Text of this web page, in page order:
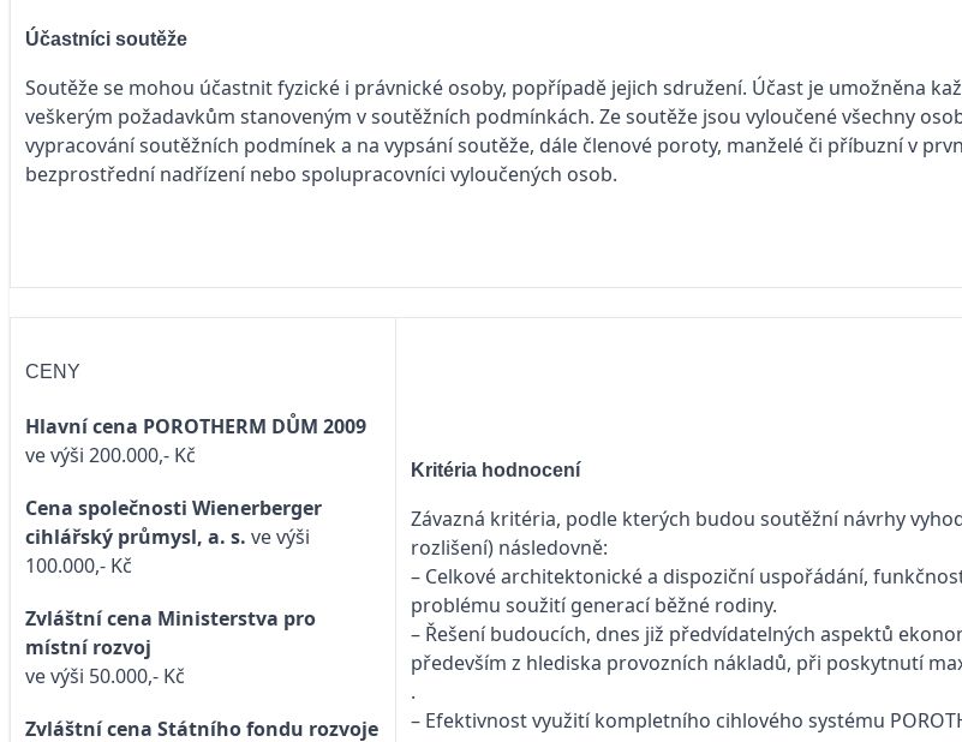
Účastníci soutěže
Soutěže se mohou účastnit fyzické i právnické osoby, popřípadě jejich sdružení. Účast je umožněna
veškerým požadavkům stanoveným v soutěžních podmínkách. Ze soutěže jsou vyloučené všechny
vypracování soutěžních podmínek a na vypsání soutěže, dále členové poroty, manželé či příbuzní v
bezprostřední nadřízení nebo spolupracovníci vyloučených osob.
CENY
Hlavní cena POROTHERM DŮM 2009
ve výši 200.000,- Kč
Cena společnosti Wienerberger
cihlářský průmysl, a. s. ve výši
100.000,- Kč
Zvláštní cena Ministerstva pro
místní rozvoj
ve výši 50.000,- Kč
Zvláštní cena Státního fondu rozvoje
Kritéria hodnocení
Závazná kritéria, podle kterých budou soutěžní návrhy
rozlišení) následovně:
– Celkové architektonické a dispoziční uspořádání,
problému soužití generací běžné rodiny.
– Řešení budoucích, dnes již předvídatelných aspektů
především z hlediska provozních nákladů, při
.
– Efektivnost využití kompletního cihlového systému